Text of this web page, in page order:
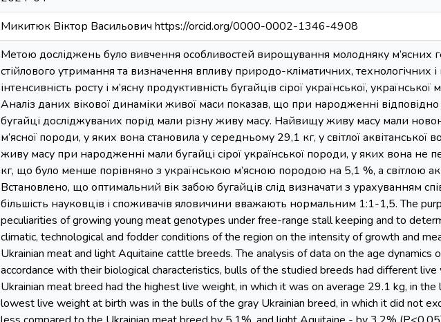
Микитюк Віктор Васильович https://orcid.org/0000-0002-1346-4908
Метою досліджень було вивчення особливостей вирощування молодняку м’ясних
стійлового утримання та визначення впливу природо-кліматичних, технологічних
інтенсивність росту і м’ясну продуктивність бугайців сірої української, української
Аналіз даних вікової динаміки живої маси показав, що при народженні відповідно
бугайці досліджуваних порід мали різну живу масу. Найвищу живу масу мали
м’ясної породи, у яких вона становила у середньому 29,1 кг, у світлої
живу масу при народженні мали бугайці сірої української породи, у яких вона не
кг, що було менше порівняно з українською м’ясною породою на 5,1 %, а світлою
Встановлено, що оптимальний вік забою бугайців слід визначати з урахуванням
більшість науковців і споживачів яловичини вважають нормальним 1:1-1,5. The
peculiarities of growing young meat genotypes under free-range stall keeping and to
climatic, technological and fodder conditions of the region on the intensity of growth and
Ukrainian meat and light Aquitaine cattle breeds. The analysis of data on the age
accordance with their biological characteristics, bulls of the studied breeds had different
Ukrainian meat breed had the highest live weight, in which it was on average 29.1 kg, in
lowest live weight at birth was in the bulls of the gray Ukrainian breed, in which it did not